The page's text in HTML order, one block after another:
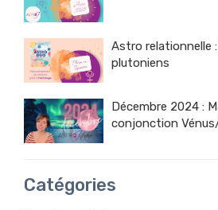
Astro relationnelle
plutoniens
Décembre 2024 :
conjonction
Catégories